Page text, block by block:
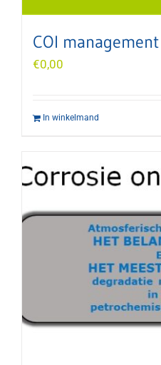
COI
€0,00
In winkelmand